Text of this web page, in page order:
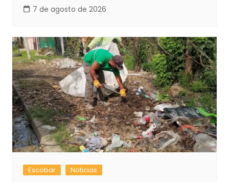
7 de agosto de 2026
Escobar Noticias